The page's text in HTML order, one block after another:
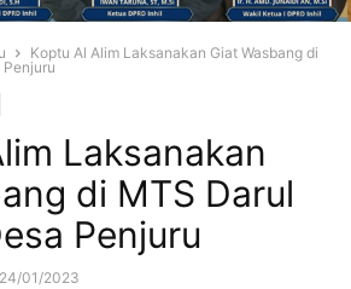
Koptu Al Alim Laksanakan Giat Wasbang di
Laksanakan
di MTS Darul
Penjuru
24/01/2023